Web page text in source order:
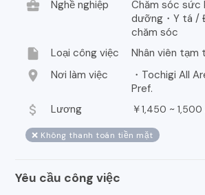
business_center
Nghề nghiệp
Chăm sóc sức
dưỡng・Y tá /
chăm sóc
insert_drive_file Loại công việc Nhân viên tạm
location_on Nơi làm việc
・Tochigi All
Pref.
attach_money Lương ￥1,450 ~ 1,500
❌ Không thanh toán tiền mặt
Yêu cầu công việc